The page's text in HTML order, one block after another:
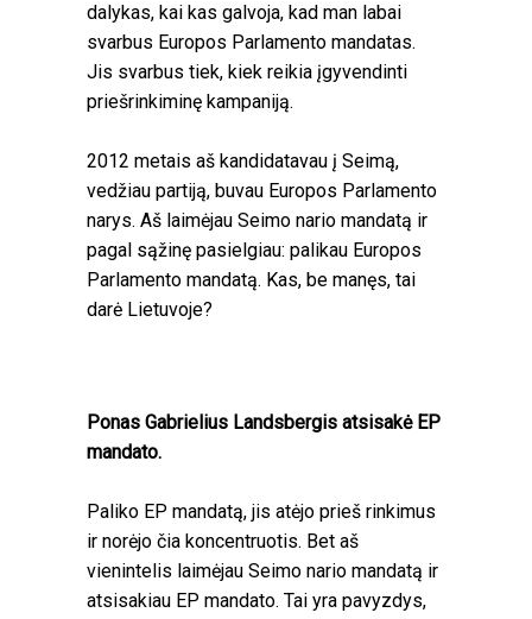
dalykas, kai kas galvoja, kad man labai
svarbus Europos Parlamento mandatas.
Jis svarbus tiek, kiek reikia įgyvendinti
priešrinkiminę kampaniją.
2012 metais aš kandidatavau į Seimą,
vedžiau partiją, buvau Europos Parlamento
narys. Aš laimėjau Seimo nario mandatą ir
pagal sąžinę pasielgiau: palikau Europos
Parlamento mandatą. Kas, be manęs, tai
darė Lietuvoje?
Ponas Gabrielius Landsbergis atsisakė EP
mandato.
Paliko EP mandatą, jis atėjo prieš rinkimus
ir norėjo čia koncentruotis. Bet aš
vienintelis laimėjau Seimo nario mandatą ir
atsisakiau EP mandato. Tai yra pavyzdys,